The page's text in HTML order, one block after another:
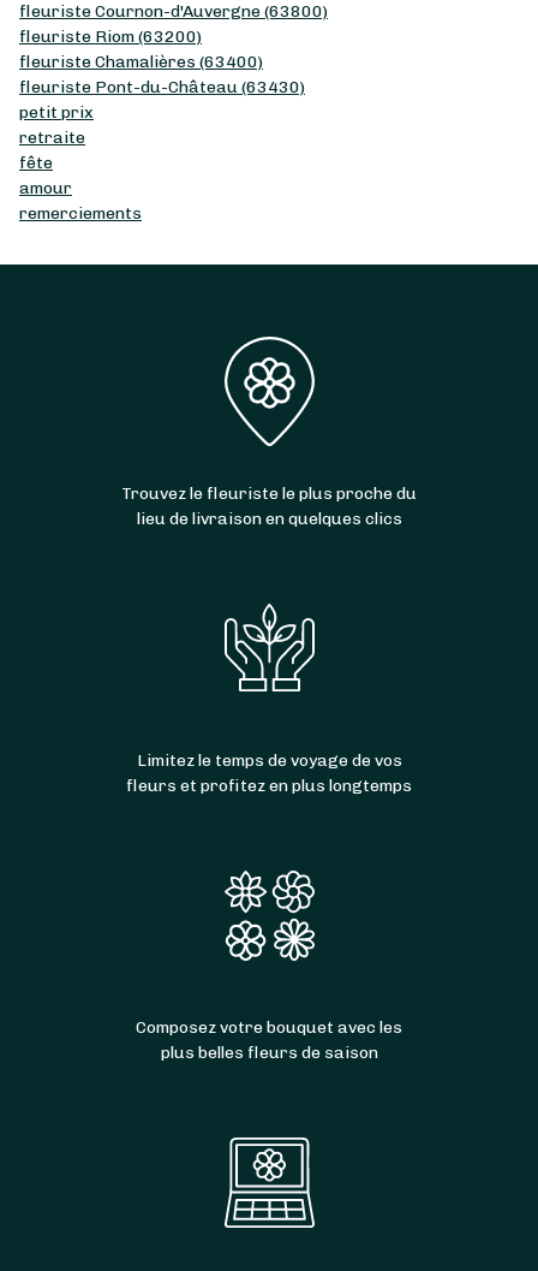
fleuriste Cournon-d'Auvergne (63800)
fleuriste Riom (63200)
fleuriste Chamalières (63400)
fleuriste Pont-du-Château (63430)
petit prix
retraite
fête
amour
remerciements
Trouvez le fleuriste le plus proche du
lieu de livraison en quelques clics
Limitez le temps de voyage de vos
fleurs et profitez en plus longtemps
Composez votre bouquet avec les
plus belles fleurs de saison